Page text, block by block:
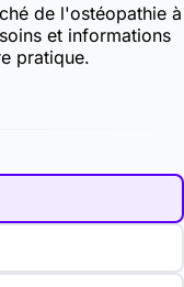
de l'ostéopathie à
et informations
pratique.